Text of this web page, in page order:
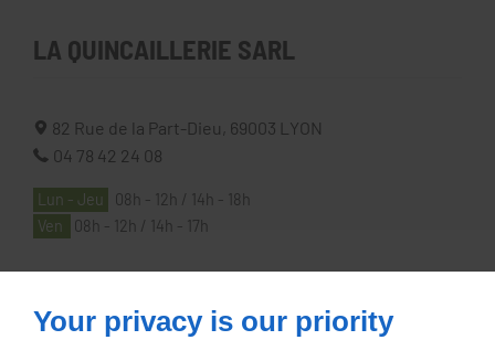
LA QUINCAILLERIE SARL
82 Rue de la Part-Dieu, 69003
LYON
04 78 42 24 08
Lun - Jeu
08h - 12h / 14h - 18h
Ven
08h - 12h / 14h - 17h
À PROPOS
Your privacy is our priority